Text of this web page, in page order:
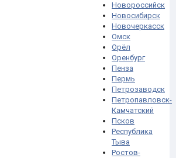
Новороссийск
Новосибирск
Новочеркасск
Омск
Орёл
Оренбург
Пенза
Пермь
Петрозаводск
Петропавловск-
Камчатский
Псков
Республика
Тыва
Ростов-